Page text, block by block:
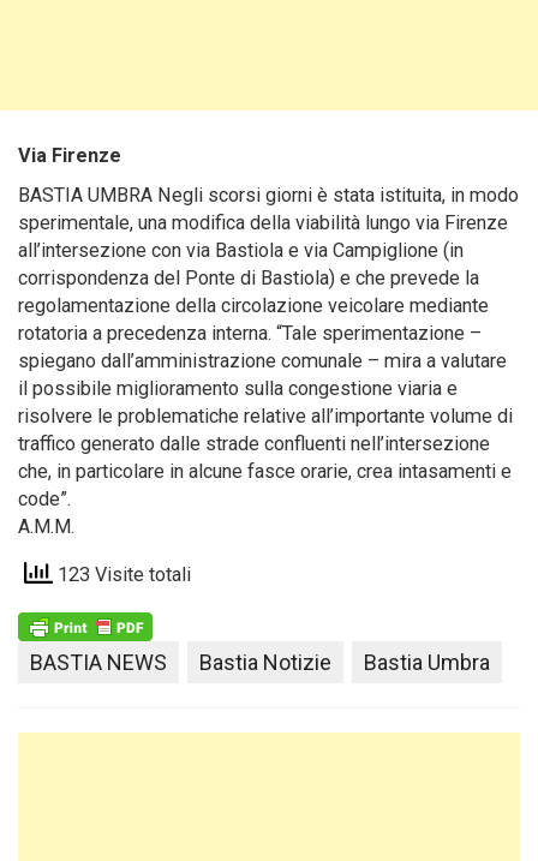
Via Firenze
BASTIA UMBRA Negli scorsi giorni è stata istituita, in modo
sperimentale, una modifica della viabilità lungo via Firenze
all’intersezione con via Bastiola e via Campiglione (in
corrispondenza del Ponte di Bastiola) e che prevede la
regolamentazione della circolazione veicolare mediante
rotatoria a precedenza interna. “Tale sperimentazione –
spiegano dall’amministrazione comunale – mira a valutare
il possibile miglioramento sulla congestione viaria e
risolvere le problematiche relative all’importante volume di
traffico generato dalle strade confluenti nell’intersezione
che, in particolare in alcune fasce orarie, crea intasamenti e
code”.
A.M.M.
123 Visite totali
BASTIA NEWS Bastia Notizie Bastia Umbra